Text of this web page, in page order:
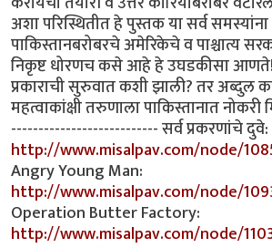
http://www.misalpav.com/node/
Angry Young Man:
http://www.misalpav.com/node/
Operation Butter Factory:
http://www.misalpav.com/node/